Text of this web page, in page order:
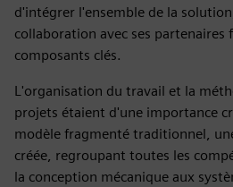
d'intégrer l'ensemble de la
collaboration avec ses partenaires
composants clés.
L'organisation du travail et la
projets étaient d'une importance
modèle fragmenté traditionnel,
créée, regroupant toutes les
la conception mécanique aux